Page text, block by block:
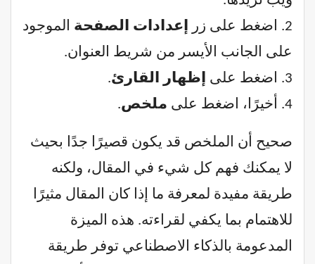
2. اضغط على زر
إعدادات الصفحة الموجود
على الجانب الأيسر من شريط العنوان.
3. اضغط على
إظهار القارئ.
4. أخيرًا، اضغط على
ملخص.
صحيح أن الملخص قد يكون قصيرًا جدًا بحيث
لا يمكنك فهم كل شيء في المقال، ولكنه
طريقة مفيدة لمعرفة ما إذا كان المقال مثيرًا
للاهتمام بما يكفي لقراءته. هذه الميزة
المدعومة بالذكاء الاصطناعي توفر طريقة